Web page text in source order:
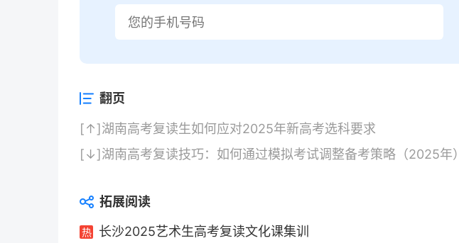
翻页
[↑]湖南高考复读生如何应对2025年新高考选科要求
[↓]湖南高考复读技巧：如何通过模拟考试调整备考策略（2025年）
拓展阅读
长沙2025艺术生高考复读文化课集训